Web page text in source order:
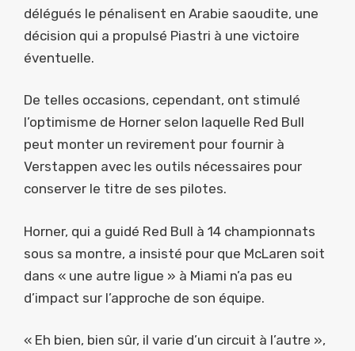
délégués le pénalisent en Arabie saoudite, une
décision qui a propulsé Piastri à une victoire
éventuelle.
De telles occasions, cependant, ont stimulé
l’optimisme de Horner selon laquelle Red Bull
peut monter un revirement pour fournir à
Verstappen avec les outils nécessaires pour
conserver le titre de ses pilotes.
Horner, qui a guidé Red Bull à 14 championnats
sous sa montre, a insisté pour que McLaren soit
dans « une autre ligue » à Miami n’a pas eu
d’impact sur l’approche de son équipe.
« Eh bien, bien sûr, il varie d’un circuit à l’autre »,